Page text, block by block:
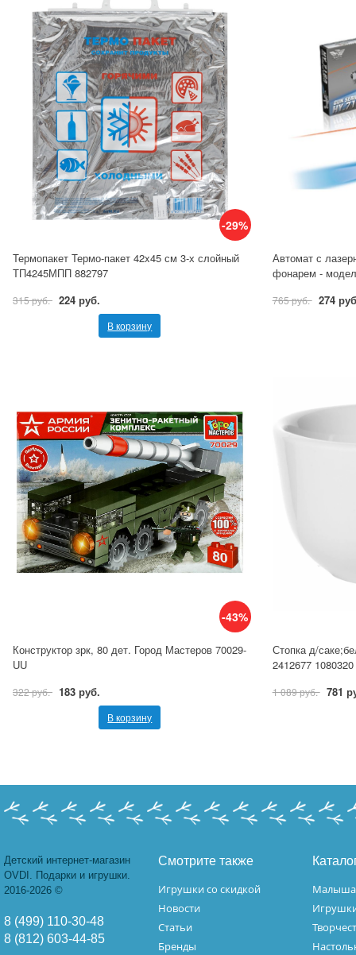
-29%
Термопакет Термо-пакет 42x45 см 3-х слойный
ТП4245МПП 882797
315 руб. 224 руб.
В корзину
Автомат с
фонарем -
765 руб. 274
-43%
Конструктор зрк, 80 дет. Город Мастеров 70029-
UU
322 руб. 183 руб.
В корзину
Стопка д/
2412677 1080320
1 089 руб. 781
Детский интернет-магазин
OVDI. Подарки и игрушки.
2016-2026 ©
8 (499) 110-30-48
8 (812) 603-44-85
Смотрите также
Игрушки со скидкой
Новости
Статьи
Бренды